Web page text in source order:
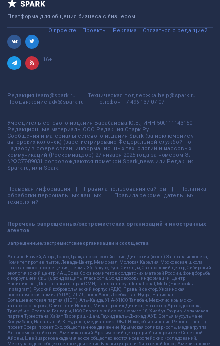
Платформа для общения бизнеса с бизнесом
О проекте Проекты Реклама Связаться с редакцией
16+
Редакция team@spark.ru Техническая поддержка help@spark.ru
Продвижение adv@spark.ru Телефон +7 495 137-07-07
Учредитель сетевого издания Барабанова.Ю.Б., ИНН 500111143150
Редакционные материалы ООО Редакция Спарк Ру
Сообщения и материалы сетевого издания Spark (за исключением
авторских колонок) (зарегистрировано Федеральной службой по
надзору в сфере связи, информационных технологий и массовых
коммуникаций (Роскомнадзор) 27 января 2025 года за номером ЭЛ
№ФС77-89031 сопровождаются пометкой Spark_news или Редакция
Spark.ru, или Spark.
Правовая информация Правила пользования сайтом
Политика
обработки персональных данных
Правила рекомендательных
технологий
Перечень запрещённых/экстремистских организаций и иностранных
агентов
Запрещённые/экстремистские организации и сообщества
Альянс Врачей, Агора, Голос, Гражданское содействие, Династия (фонд), За права человека,
Комитет против пыток, Левада-Центр, Мемориал, Молодая Карелия, Московская школа
гражданского просвещения, Пермь-36, Ракурс, Русь Сидящая, Сахаровский центр, Сибирский
экологический центр, ИАЦ Сова, Союз комитетов солдатских матерей России, Фонд борьбы
с коррупцией (ФБК), Фонд защиты гласности, Фонд свободы информации, Центр
Насилию.нет, Центр защиты прав СМИ, Transparency International, Meta (Facebook и
Instagram), Русский добровольческий корпус (РДК), Правый сектор, Украинская
повстанческая армия (УПА), ИГИЛ, полк Азов, Джебхат ан-Нусра, Национал-
Большевистская партия (НБП), Аль-Каида, УНА-УНСО, Талибан, Меджлис крымско-
татарского народа, Свидетели Иеговы, Мизантропик Дивижн, Братство, Артподготовка,
Тризуб им. Степана Бандеры, НСО, Славянский союз, Формат-18, Хизб ут-Тахрир, Исламская
партия Туркестана, Хайят Тахрир аш-Шам, Таухид валь-Джихад, АУЕ, Братья мусульмане,
Колумбайн, Навальный, К. Буданов, медиапроект ОВД-Инфо, объединение Револьт-центр,
проект Сфера, проект Эхо, общественное движение Крымская солидарность, медиагруппа
Автономное действие, Американский Арктический центр при Университете Северной
Айовы, Швейцарское академическое общество восточноевропейских исследований,
Международное общественное движение В защиту прав избирателей Голос, Американское